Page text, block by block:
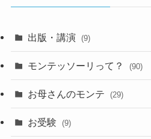
出版・講演 (9)
モンテッソーリって？ (90)
お母さんのモンテ (29)
お受験 (9)